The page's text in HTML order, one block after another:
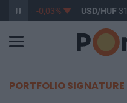
363,05 -0,03% USD/HUF
PORTFOLIO SIGNATURE